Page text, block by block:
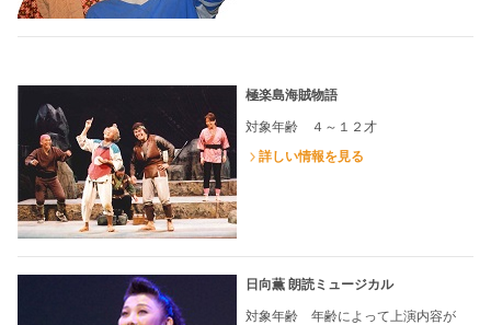
極楽島海賊物語
対象年齢 ４～１２才
詳しい情報を見る
日向薫 朗読ミュージカル
対象年齢 年齢によって上演内容が